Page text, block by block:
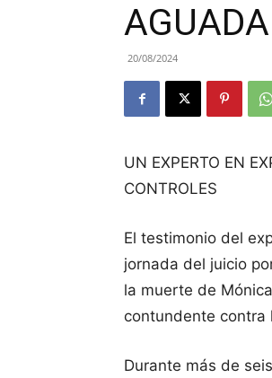
20/08/2024
UN EXPERTO EN
CONTROLES
El testimonio del
jornada del juicio
la muerte de
contundente contra
Durante más de